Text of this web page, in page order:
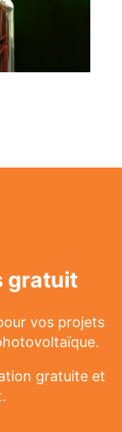
gratuit
vos projets
gratuite et